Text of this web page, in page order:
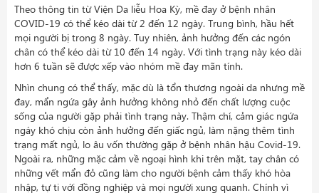
Theo thông tin từ Viện Da liễu Hoa Kỳ, mề đay ở bệnh nhân
COVID-19 có thể kéo dài từ 2 đến 12 ngày. Trung bình, hầu hết
mọi người bị trong 8 ngày. Tuy nhiên, ảnh hưởng đến các ngón
chân có thể kéo dài từ 10 đến 14 ngày. Với tình trạng này kéo dài
hơn 6 tuần sẽ được xếp vào nhóm mề đay mãn tính.
Nhìn chung có thể thấy, mặc dù là tổn thương ngoài da nhưng mề
đay, mẩn ngứa gây ảnh hưởng không nhỏ đến chất lượng cuộc
sống của người gặp phải tình trạng này. Thậm chí, cảm giác ngứa
ngáy khó chịu còn ảnh hưởng đến giấc ngủ, làm nặng thêm tình
trạng mất ngủ, lo âu vốn thường gặp ở bệnh nhân hậu Covid-19.
Ngoài ra, những mặc cảm về ngoại hình khi trên mặt, tay chân có
những vết mẩn đỏ cũng làm cho người bệnh cảm thấy khó hòa
nhập, tự ti với đồng nghiệp và mọi người xung quanh. Chính vì